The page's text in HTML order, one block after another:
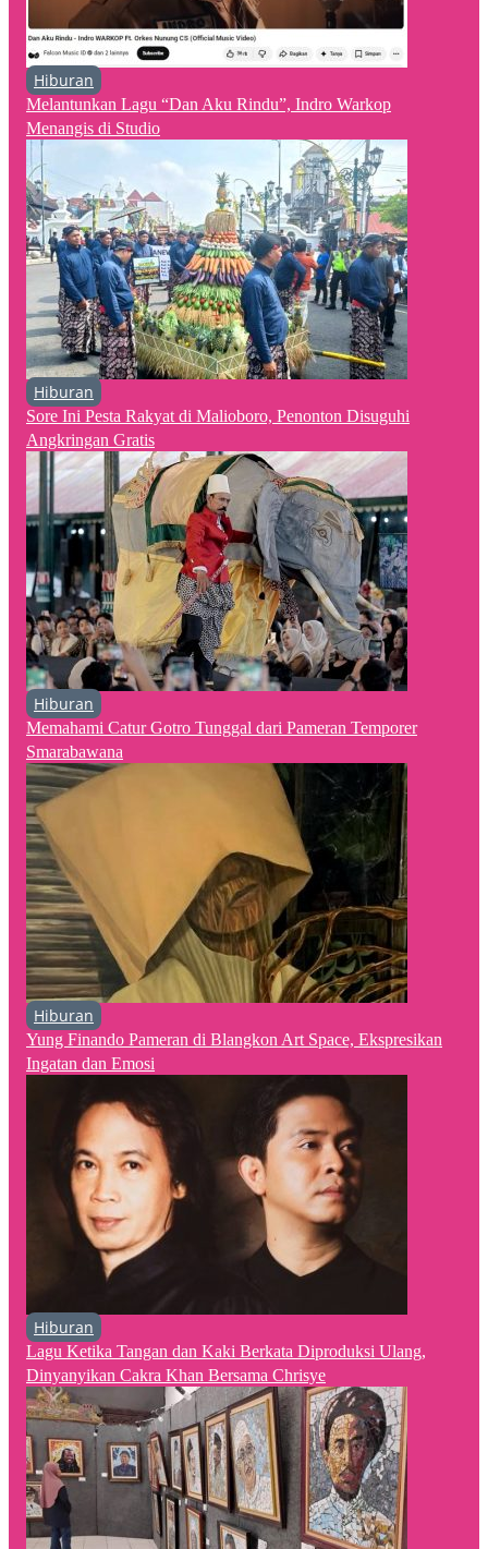
Hiburan
Melantunkan Lagu “Dan Aku Rindu”, Indro Warkop
Menangis di Studio
Hiburan
Sore Ini Pesta Rakyat di Malioboro, Penonton Disuguhi
Angkringan Gratis
Hiburan
Memahami Catur Gotro Tunggal dari Pameran Temporer
Smarabawana
Hiburan
Yung Finando Pameran di Blangkon Art Space, Ekspresikan
Ingatan dan Emosi
Hiburan
Lagu Ketika Tangan dan Kaki Berkata Diproduksi Ulang,
Dinyanyikan Cakra Khan Bersama Chrisye